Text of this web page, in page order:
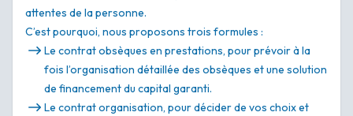
attentes de la personne.
C’est pourquoi, nous proposons trois formules :
Le contrat obsèques en prestations, pour prévoir à la
fois l’organisation détaillée des obsèques et une solution
de financement du capital garanti.
Le contrat organisation, pour décider de vos choix et